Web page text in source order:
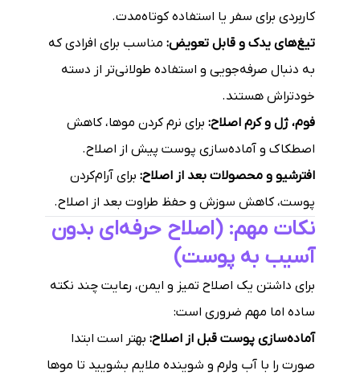
کاربردی برای سفر یا استفاده کوتاه‌مدت.
تیغ‌های یدک و قابل تعویض: مناسب برای افرادی که
به دنبال صرفه‌جویی و استفاده طولانی‌تر از دسته
خودتراش هستند.
فوم، ژل و کرم اصلاح: برای نرم کردن موها، کاهش
اصطکاک و آماده‌سازی پوست پیش از اصلاح.
افترشیو و محصولات بعد از اصلاح: برای آرام‌کردن
پوست، کاهش سوزش و حفظ طراوت بعد از اصلاح.
نکات مهم: (اصلاح حرفه‌ای بدون
آسیب به پوست)
برای داشتن یک اصلاح تمیز و ایمن، رعایت چند نکته
ساده اما مهم ضروری است:
آماده‌سازی پوست قبل از اصلاح: بهتر است ابتدا
صورت را با آب ولرم و شوینده ملایم بشویید تا موها